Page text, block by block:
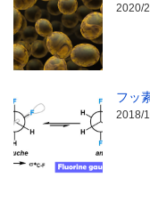
2020/
フッ
2018/